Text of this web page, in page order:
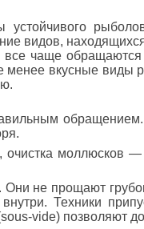
видов,
чаще
вкусные виды
очистка моллюсков
не прощают
Техники
vide) позволяют